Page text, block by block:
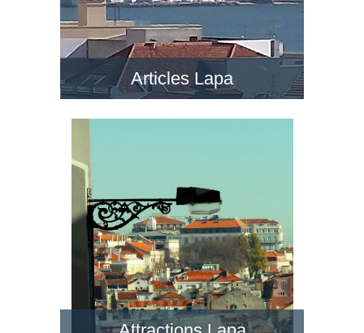
Articles Lapa